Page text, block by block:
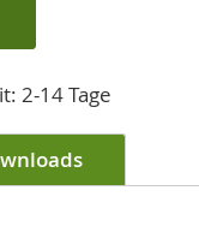
2-14 Tage